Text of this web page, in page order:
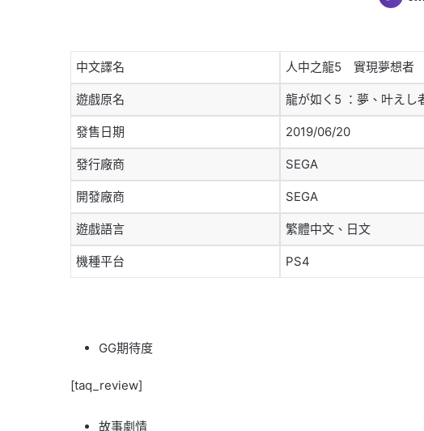
中文譯名 人中之龍5 實現夢想者
遊戲原名 龍が如く5 ：夢、叶えし
發售日期 2019/06/20
發行廠商 SEGA
開發廠商 SEGA
遊戲語言 繁體中文、日文
機種平台 PS4
GG期待度
[taq_review]
故事劇情